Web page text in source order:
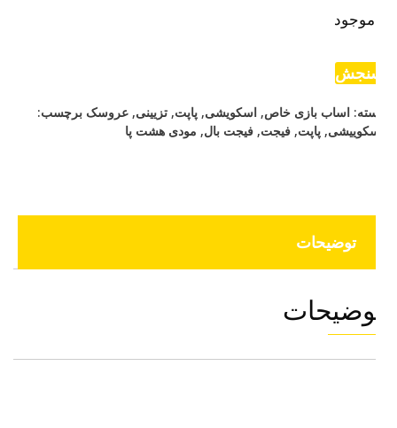
اساب بازی خاص,اسکویشی,پاپت,تزیینی ,عروسک برچسب:
,پاپت,فیجت,فیجت بال,مودی هشت پا
توضیحات